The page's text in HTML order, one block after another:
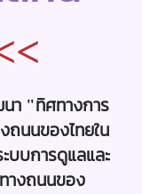
า "ทิศทางการ
นนของไทยใน
บการดูแลและ
างถนนของ